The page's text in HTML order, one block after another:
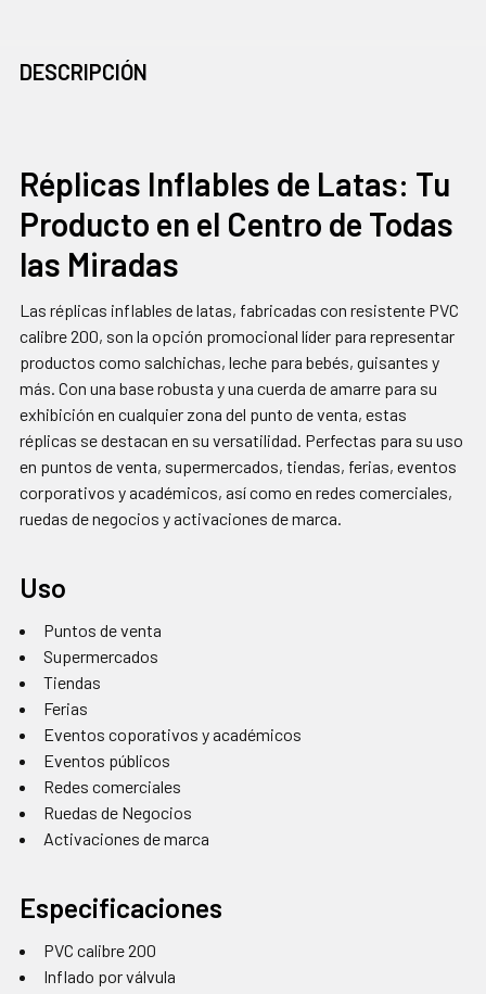
JUNTOS
SELECCIONAR
TODO
SELECCIONADOS
AL CARRITO
DESCRIPCIÓN
Réplicas Inflables de Latas: Tu
Producto en el Centro de Todas
las Miradas
Las réplicas inflables de latas, fabricadas con resistente PVC
calibre 200, son la opción promocional líder para representar
productos como salchichas, leche para bebés, guisantes y
más. Con una base robusta y una cuerda de amarre para su
exhibición en cualquier zona del punto de venta, estas
réplicas se destacan en su versatilidad. Perfectas para su uso
en puntos de venta, supermercados, tiendas, ferias, eventos
corporativos y académicos, así como en redes comerciales,
ruedas de negocios y activaciones de marca.
Uso
Puntos de venta
Supermercados
Tiendas
Ferias
Eventos coporativos y académicos
Eventos públicos
Redes comerciales
Ruedas de Negocios
Activaciones de marca
Especificaciones
PVC calibre 200
Inflado por válvula